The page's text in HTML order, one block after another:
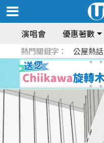
演唱會 優惠著數
熱門關鍵字： 公屋熱話